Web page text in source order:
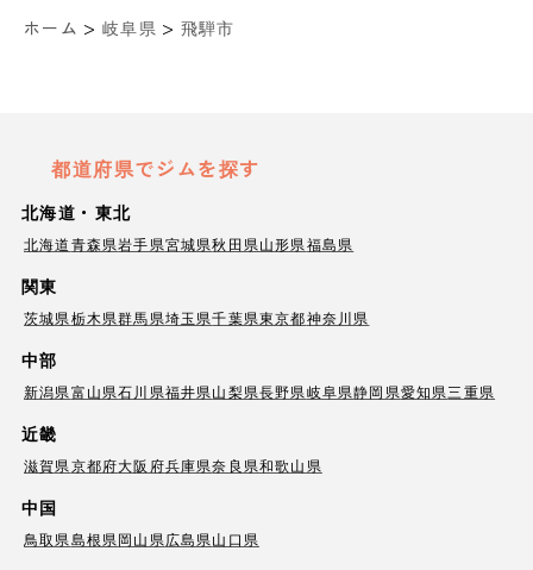
ホーム > 岐阜県 > 飛騨市
都道府県でジムを探す
北海道・東北
北海道青森県岩手県宮城県秋田県山形県福島県
関東
茨城県栃木県群馬県埼玉県千葉県東京都神奈川県
中部
新潟県富山県石川県福井県山梨県長野県岐阜県静岡県愛知県三重県
近畿
滋賀県京都府大阪府兵庫県奈良県和歌山県
中国
鳥取県島根県岡山県広島県山口県